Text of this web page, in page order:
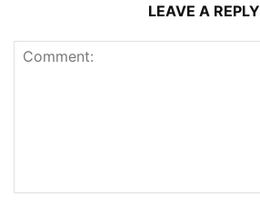
LEAVE A REPLY